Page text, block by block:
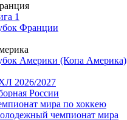
1
Франции
Америки (Копа Америка)
2026/2027
России
мира по хоккею
чемпионат мира